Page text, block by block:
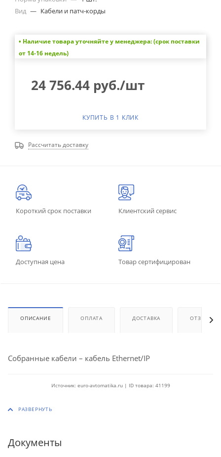
Вид — Кабели и патч-корды
• Наличие товара уточняйте у менеджера: (срок поставки
от 14-16 недель)
24 756.44 руб./шт
КУПИТЬ В 1 КЛИК
Рассчитать доставку
Короткий срок поставки Клиентский сервис
Доступная цена Товар сертифицирован
ОПИСАНИЕ ОПЛАТА ДОСТАВКА ОТЗЫВЫ
Собранные кабели – кабель Ethernet/IP
Источник: euro-avtomatika.ru | ID товара: 41199
Документы